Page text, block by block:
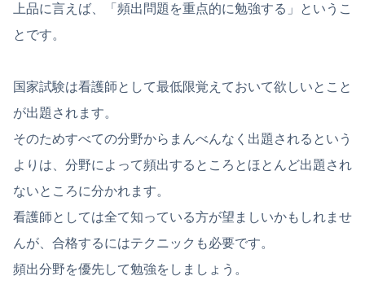
上品に言えば、「頻出問題を重点的に勉強する」というこ
とです。
国家試験は看護師として最低限覚えておいて欲しいとこと
が出題されます。
そのためすべての分野からまんべんなく出題されるという
よりは、分野によって頻出するところとほとんど出題され
ないところに分かれます。
看護師としては全て知っている方が望ましいかもしれませ
んが、合格するにはテクニックも必要です。
頻出分野を優先して勉強をしましょう。